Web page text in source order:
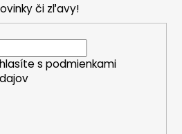
či zľavy!
s podmienkami